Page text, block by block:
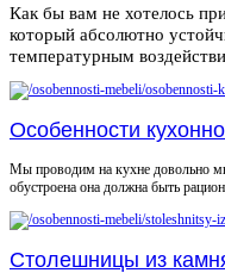
Как бы вам не хотелось
который абсолютно
температурным
Особенности
Мы проводим на кухне довольно
обустроена она должна быть
Столешницы из